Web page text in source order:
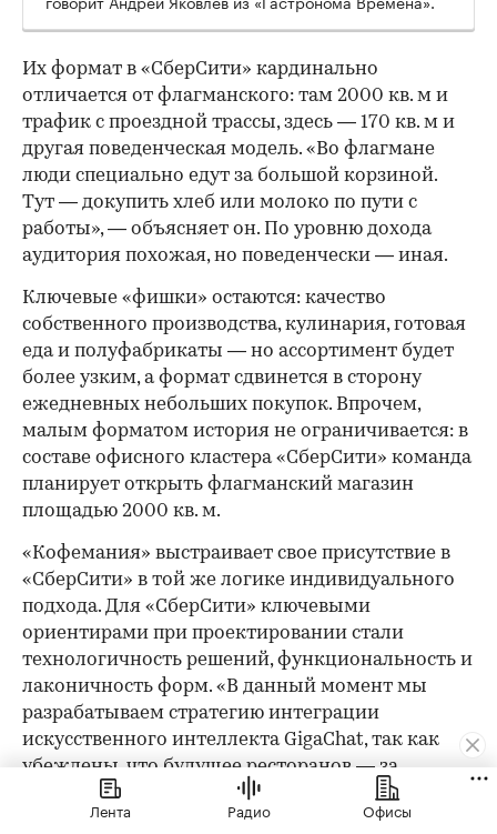
Их формат в «СберСити» кардинально
отличается от флагманского: там 2000 кв. м и
трафик с проездной трассы, здесь — 170 кв. м и
другая поведенческая модель. «Во флагмане
люди специально едут за большой корзиной.
Тут — докупить хлеб или молоко по пути с
работы», — объясняет он. По уровню дохода
аудитория похожая, но поведенчески — иная.
Ключевые «фишки» остаются: качество
собственного производства, кулинария, готовая
еда и полуфабрикаты — но ассортимент будет
более узким, а формат сдвинется в сторону
ежедневных небольших покупок. Впрочем,
малым форматом история не ограничивается: в
составе офисного кластера «СберСити» команда
планирует открыть флагманский магазин
площадью 2000 кв. м.
«Кофемания» выстраивает свое присутствие в
«СберСити» в той же логике индивидуального
подхода. Для «СберСити» ключевыми
ориентирами при проектировании стали
технологичность решений, функциональность и
лаконичность форм. «В данный момент мы
разрабатываем стратегию интеграции
искусственного интеллекта GigaChat, так как
убеждены, что будущее ресторанов — за
цифровизацией», — делятся планами в пресс-
службе. Открытие в «СберСити» — логичный
Лента Радио Офисы